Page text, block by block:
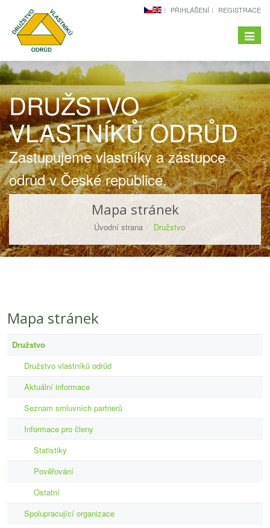
PŘIHLÁŠENÍ REGISTRACE
Menu
-
DRUŽSTVO
VLASTNÍKŮ ODRŮD
Zastupujeme vlastníky a zástupce
odrůd v České republice.
Mapa stránek
Úvodní strana Družstvo
Mapa stránek
Družstvo
Družstvo vlastníků odrůd
Aktuální informace
Seznam smluvních partnerů
Informace pro členy
Statistiky
Pověřování
Ostatní
Spolupracující organizace